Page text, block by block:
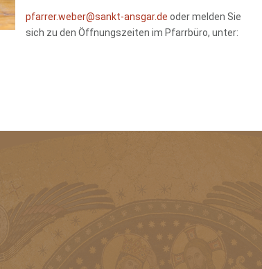
pfarrer.weber@sankt-ansgar.de oder melden Sie
sich zu den Öffnungszeiten im Pfarrbüro, unter: